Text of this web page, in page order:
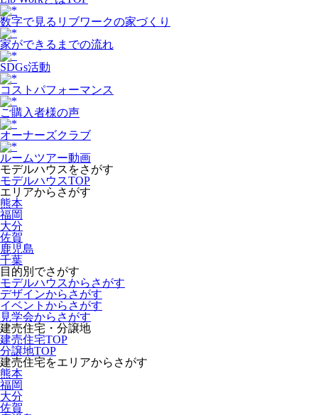
数字で⾒るリブワークの家づくり
家ができるまでの流れ
SDGs活動
コストパフォーマンス
ご購入者様の声
オーナーズクラブ
ルームツアー動画
モデルハウスをさがす
モデルハウスTOP
エリアからさがす
熊本
福岡
大分
佐賀
鹿児島
千葉
目的別でさがす
モデルハウスからさがす
デザインからさがす
イベントからさがす
見学会からさがす
建売住宅・分譲地
建売住宅TOP
分譲地TOP
建売住宅をエリアからさがす
熊本
福岡
大分
佐賀